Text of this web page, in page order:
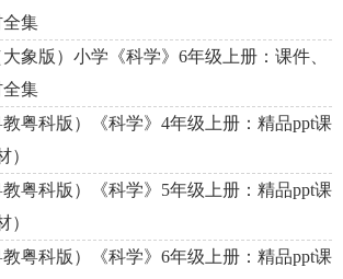
集
大象版）小学《科学》6年级上册：课件、
集
教粤科版）《科学》4年级上册：精品ppt课
）
教粤科版）《科学》5年级上册：精品ppt课
）
教粤科版）《科学》6年级上册：精品ppt课